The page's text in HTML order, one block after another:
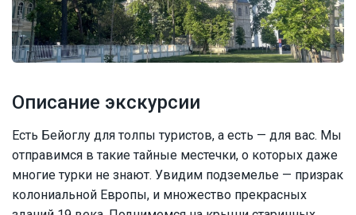
Описание экскурсии
Есть Бейоглу для толпы туристов, а есть — для вас. Мы
отправимся в такие тайные местечки, о которых даже
многие турки не знают. Увидим подземелье — призрак
колониальной Европы, и множество прекрасных